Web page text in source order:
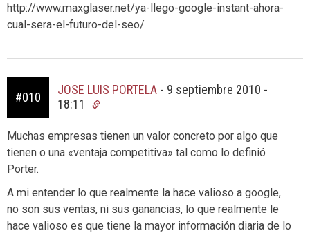
http://www.maxglaser.net/ya-llego-google-instant-ahora-
cual-sera-el-futuro-del-seo/
#010
JOSE LUIS PORTELA - 9 septiembre 2010 -
18:11
Muchas empresas tienen un valor concreto por algo que
tienen o una «ventaja competitiva» tal como lo definió
Porter.
A mi entender lo que realmente la hace valioso a google,
no son sus ventas, ni sus ganancias, lo que realmente le
hace valioso es que tiene la mayor información diaria de lo